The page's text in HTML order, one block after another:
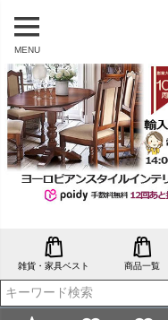
MENU
雑貨・家具ベスト 商品一覧